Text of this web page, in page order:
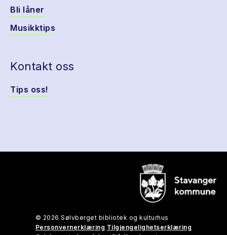
Bli låner
Musikktips
Kontakt oss
Tips oss!
© 2026 Sølvberget bibliotek og kulturhus
Personvernerklæring Tilgjengelighetserklæring